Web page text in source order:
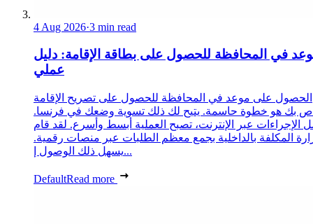
4 Aug 2026·3 min read
في المحافظة للحصول على بطاقة الإقامة: دليل
عملي
الحصول على موعد في المحافظة للحصول على تصريح الإقامة
بك هو خطوة حاسمة. يتيح لك ذلك تسوية وضعك في فرنسا.
الإجراءات عبر الإنترنت، تصبح العملية أبسط وأسرع. لقد قام
المكلفة بالداخلية بجمع معظم الطلبات عبر منصات رقمية.
يسهل ذلك الوصول إ...
DefaultRead more